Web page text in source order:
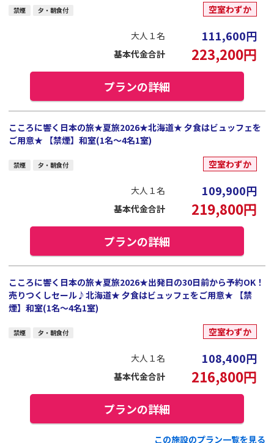
禁煙 夕・朝食付 空室わずか
大人１名 111,600円
基本代金合計 223,200円
プランの詳細
こころに響く日本の旅★夏旅2026★北海道★ 夕食はビュッフェを
ご用意★ 【禁煙】和室(1名～4名1室)
禁煙 夕・朝食付 空室わずか
大人１名 109,900円
基本代金合計 219,800円
プランの詳細
こころに響く日本の旅★夏旅2026★出発日の30日前から予約OK！
売りつくしセール♪北海道★ 夕食はビュッフェをご用意★ 【禁
煙】和室(1名～4名1室)
禁煙 夕・朝食付 空室わずか
大人１名 108,400円
基本代金合計 216,800円
プランの詳細
この施設のプラン一覧を見る